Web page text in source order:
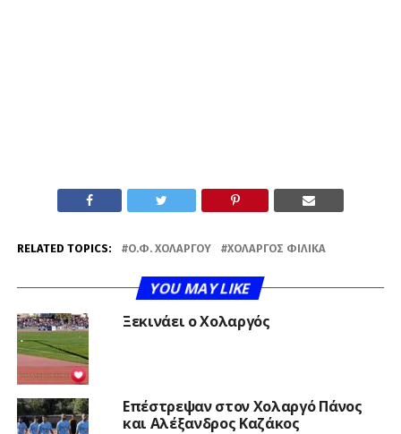
RELATED TOPICS: Ο.Φ. ΧΟΛΑΡΓΟΎ ΧΟΛΑΡΓΌΣ ΦΙΛΙΚΆ
YOU MAY LIKE
Ξεκινάει ο Χολαργός
Επέστρεψαν στον Χολαργό Πάνος
και Αλέξανδρος Καζάκος